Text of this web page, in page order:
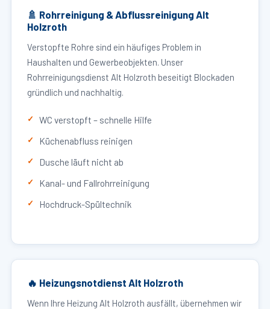
🚿 Rohrreinigung & Abflussreinigung Alt
Holzroth
Verstopfte Rohre sind ein häufiges Problem in
Haushalten und Gewerbeobjekten. Unser
Rohrreinigungsdienst Alt Holzroth beseitigt Blockaden
gründlich und nachhaltig.
WC verstopft – schnelle Hilfe
Küchenabfluss reinigen
Dusche läuft nicht ab
Kanal- und Fallrohrreinigung
Hochdruck-Spültechnik
🔥 Heizungsnotdienst Alt Holzroth
Wenn Ihre Heizung Alt Holzroth ausfällt, übernehmen wir